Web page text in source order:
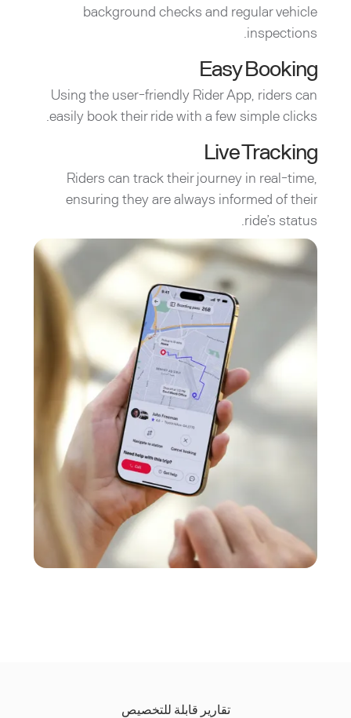
background checks and regular vehicle
inspections.
Easy Booking
Using the user-friendly Rider App, riders can
easily book their ride with a few simple clicks.
Live Tracking
Riders can track their journey in real-time,
ensuring they are always informed of their
ride’s status.
تقارير قابلة للتخصيص